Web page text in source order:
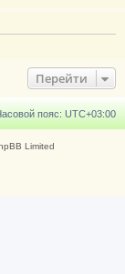
Перейти
пояс: UTC+03:00
Limited